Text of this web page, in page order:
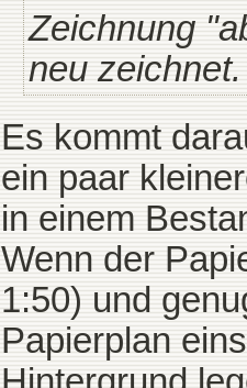
Zeichnung
neu zeichnet.
Es kommt
ein paar
in einem
Wenn der
1:50) und
Papierplan